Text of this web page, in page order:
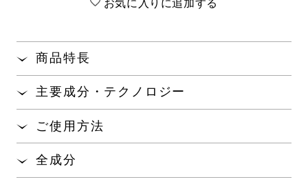
お気に入りに追加する
商品特長
まとまりのある髪に整えるシャンプー。
毛髪補修と頭皮環境に着目し、ハリ、コシのある健
オオバナサルスベリエキスMP
去をサポートします。
主要成分・テクノロジー
ご使用方法
立てて洗い、しっかりすすいでください。
全成分